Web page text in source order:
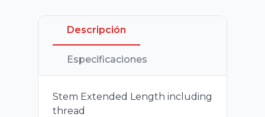
Descripción
Especificaciones
Stem Extended Length including
thread